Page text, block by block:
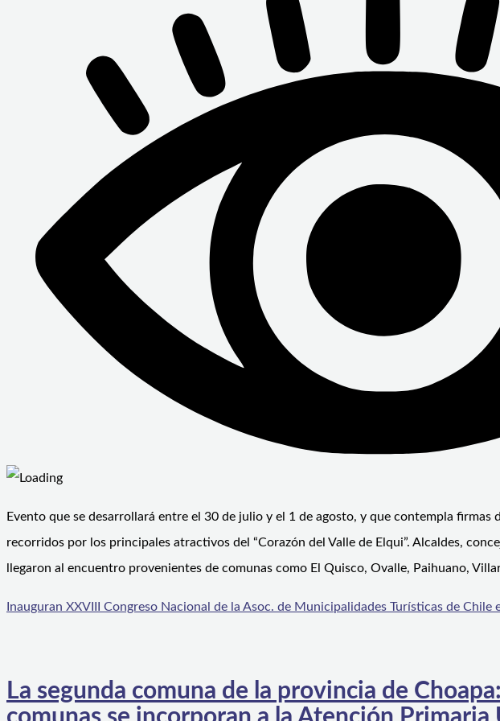
Evento que se desarrollará entre el 30 de julio y el 1 de agosto, y que contempla
recorridos por los principales atractivos del “Corazón del Valle de Elqui”. Alcaldes,
llegaron al encuentro provenientes de comunas como El Quisco, Ovalle, Paihuano,
Inauguran XXVIII Congreso Nacional de la Asoc. de Municipalidades Turísticas de Chile
La segunda comuna de la provincia de